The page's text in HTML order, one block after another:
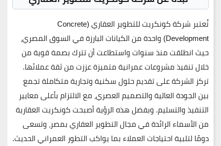
تُعتبر
شركة كونكريت للتطوير العقاري (Concrete
Development) واحدة من الكيانات البارزة في السوق المصري،
حيث انطلقت منذ سنوات واستطاعت أن تترك بصمة قوية من
خلال تنفيذ مشروعات عمرانية متميزة عززت من ثقة عملائها.
تركز الشركة على تقديم حلول سكنية وتجارية متكاملة تجمع
بين الجودة العالية والتصميم العصري، مع الالتزام بأعلى معايير
التنفيذ والتسليم. وبفضل هذه الرؤية أصبحتكونكريت العقارية
من الأسماء الرائدة في مجال التطوير العقاري بمصر، وتسعى
دومًا لتلبية احتياجات العملاء بما يواكب التطور العمراني الحديث.